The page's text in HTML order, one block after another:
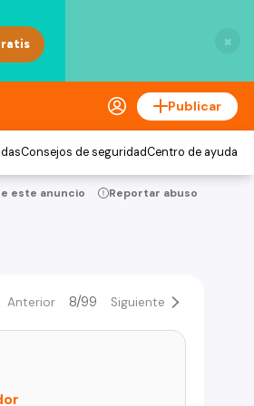
×
Publicar
Consejos de seguridadCentro de ayuda
este anuncio Reportar abuso
Anterior 8/99 Siguiente